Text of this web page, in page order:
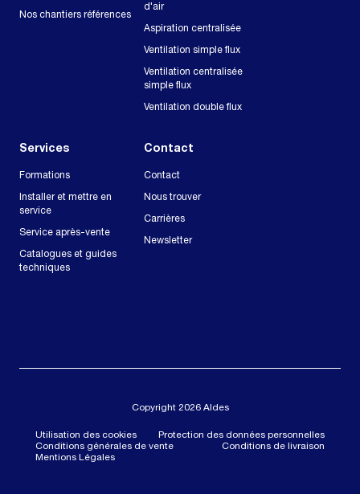
Nos chantiers références
d'air
Aspiration centralisée
Ventilation simple flux
Ventilation centralisée
simple flux
Ventilation double flux
Services
Formations
Installer et mettre en
service
Service après-vente
Catalogues et guides
techniques
Contact
Contact
Nous trouver
Carrières
Newsletter
Copyright 2026 Aldes
Utilisation des cookies
Protection des données personnelles
Conditions générales de vente
Conditions de livraison
Mentions Légales